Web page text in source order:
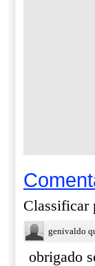
Classificar
genivaldo
obrigado